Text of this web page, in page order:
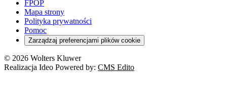
FPOP
Mapa strony
Polityka prywatności
Pomoc
Zarządzaj preferencjami plików cookie
© 2026 Wolters Kluwer
Realizacja Ideo Powered by: CMS Edito